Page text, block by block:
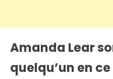
Amanda Lear
quelqu’un en